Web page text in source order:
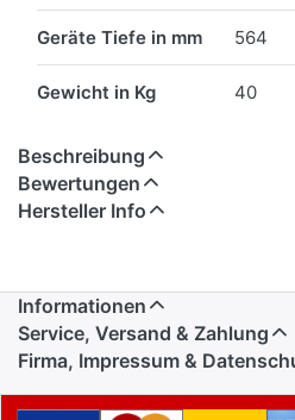
Geräte Tiefe in mm 564
Gewicht in Kg 40
Beschreibung
Bewertungen
Hersteller Info
Informationen
Service, Versand & Zahlung
Firma, Impressum &